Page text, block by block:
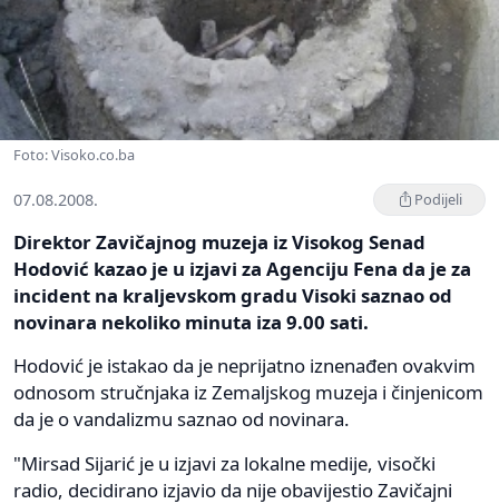
Foto: Visoko.co.ba
07.08.2008. Podijeli
Direktor Zavičajnog muzeja iz Visokog Senad
Hodović kazao je u izjavi za Agenciju Fena da je za
incident na kraljevskom gradu Visoki saznao od
novinara nekoliko minuta iza 9.00 sati.
Hodović je istakao da je neprijatno iznenađen ovakvim
odnosom stručnjaka iz Zemaljskog muzeja i činjenicom
da je o vandalizmu saznao od novinara.
"Mirsad Sijarić je u izjavi za lokalne medije, visočki
radio, decidirano izjavio da nije obavijestio Zavičajni